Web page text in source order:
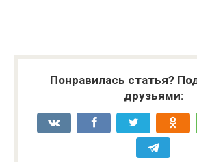
Понравилась статья?
друзьями: